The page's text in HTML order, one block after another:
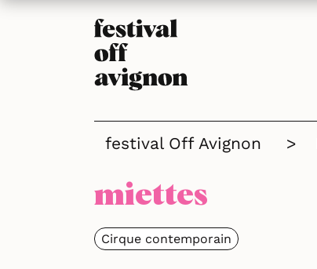
festival Off Avignon >
miettes
Cirque contemporain